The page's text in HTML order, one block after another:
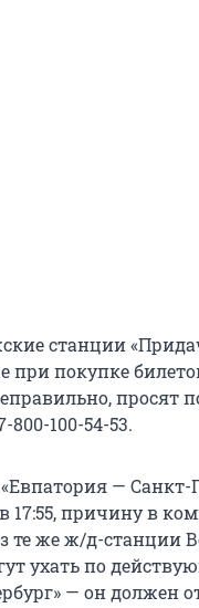
станции
при покупке
просят
800-100-54-53.
— Санкт-
17:55, причину в
те же ж/д-станции
ухать по
— он должен